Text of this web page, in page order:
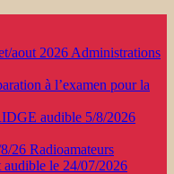
aout 2026 Administrations
à l’examen pour la
audible 5/8/2026
26 Radioamateurs
le 24/07/2026